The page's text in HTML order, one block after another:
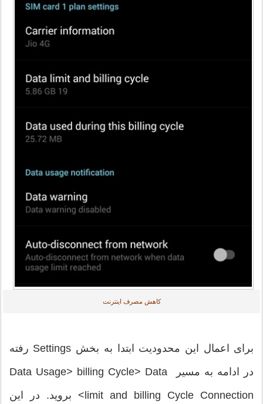
کاهش مصرف اینترنت
برای اعمال این محدودیت ابتدا به بخش Settings رفته
در ادامه به مسیر Data Usage> billing Cycle> Data
limit and billing Cycle Connection> بروید. در این